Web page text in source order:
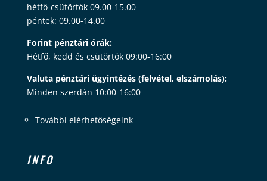
hétfő-csütörtök 09.00-15.00
péntek: 09.00-14.00
Forint pénztári órák:
Hétfő, kedd és csütörtök 09:00-16:00
Valuta pénztári ügyintézés (felvétel, elszámolás):
Minden szerdán 10:00-16:00
További elérhetőségeink
INFO